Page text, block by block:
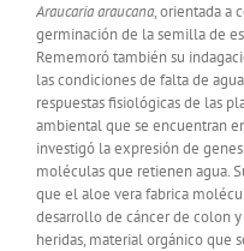
Araucaria araucana, orientada a
germinación de la semilla de
Rememoró también su
las condiciones de falta de
respuestas fisiológicas de las
ambiental que se encuentran
investigó la expresión de
moléculas que retienen agua.
que el aloe vera fabrica
desarrollo de cáncer de colon
heridas, material orgánico que